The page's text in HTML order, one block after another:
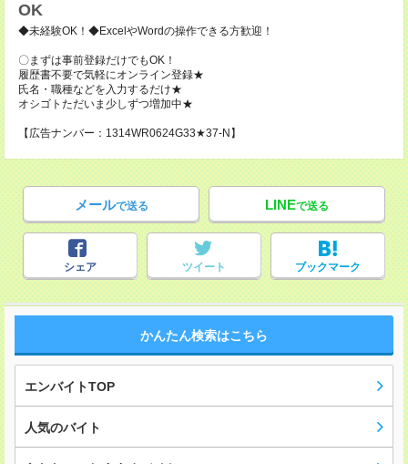
OK
◆未経験OK！◆ExcelやWordの操作できる方歓迎！
〇まずは事前登録だけでもOK！
履歴書不要で気軽にオンライン登録★
氏名・職種などを入力するだけ★
オシゴトただいま少しずつ増加中★
【広告ナンバー：1314WR0624G33★37-N】
メールで送る LINEで送る
シェア ツイート ブックマーク
かんたん検索はこちら
エンバイトTOP
人気のバイト